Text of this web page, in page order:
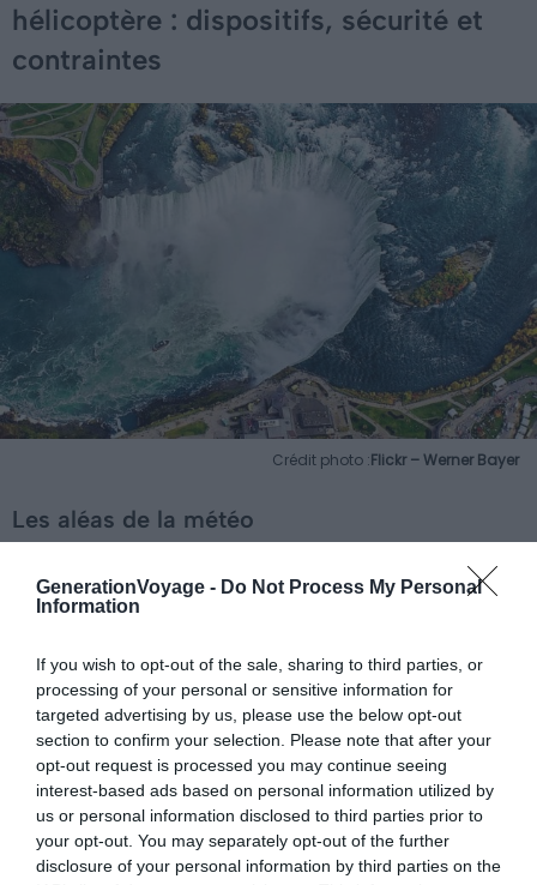
GenerationVoyage - Do Not Process My Personal
Information
If you wish to opt-out of the sale, sharing to third parties, or
processing of your personal or sensitive information for
targeted advertising by us, please use the below opt-out
section to confirm your selection. Please note that after your
opt-out request is processed you may continue seeing
interest-based ads based on personal information utilized by
us or personal information disclosed to third parties prior to
your opt-out. You may separately opt-out of the further
disclosure of your personal information by third parties on the
hélicoptère : dispositifs, sécurité et
contraintes
Crédit photo :Flickr – Werner Bayer
Les aléas de la météo
peuvent évidemment pas avoir lieu. Vous pouvez alors
opter pour un autre vol, un autre jour. C’est à vous de
voir. Sachez que vous pouvez contacter la compagnie la
veille de votre vol pour savoir ce qu’il en est. Pratique
pour s’organiser !
Sachez que les vols sont organisés toute l’année. En
revanche, en hiver, les chutes sont parfois gelées et la
neige recouvre en grande partie le paysage.